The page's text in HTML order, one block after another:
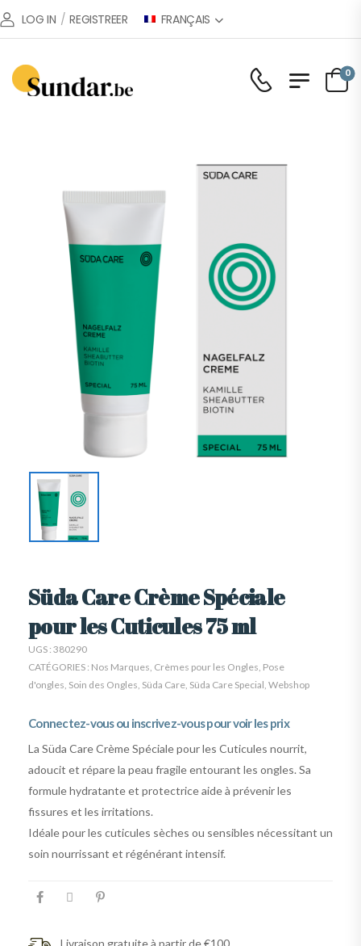
LOG IN / REGISTREER FRANÇAIS
0
Süda Care Crème Spéciale
pour les Cuticules 75 ml
UGS : 380290
CATÉGORIES : Nos Marques Crèmes pour les Ongles Pose
d'ongles Soin des Ongles Süda Care Süda Care Special Webshop
Connectez-vous ou inscrivez-vous pour voir les prix
La Süda Care Crème Spéciale pour les Cuticules nourrit,
adoucit et répare la peau fragile entourant les ongles. Sa
formule hydratante et protectrice aide à prévenir les
fissures et les irritations.
Idéale pour les cuticules sèches ou sensibles nécessitant un
soin nourrissant et régénérant intensif.
Livraison gratuite à partir de €100